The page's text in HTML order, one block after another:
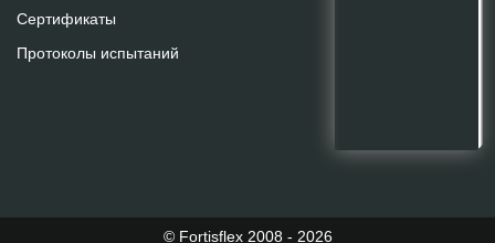
Сертификаты
Протоколы испытаний
© Fortisflex 2008 - 2026